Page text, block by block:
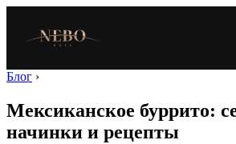
Блог ›
Мексиканское буррито:
начинки и рецепты